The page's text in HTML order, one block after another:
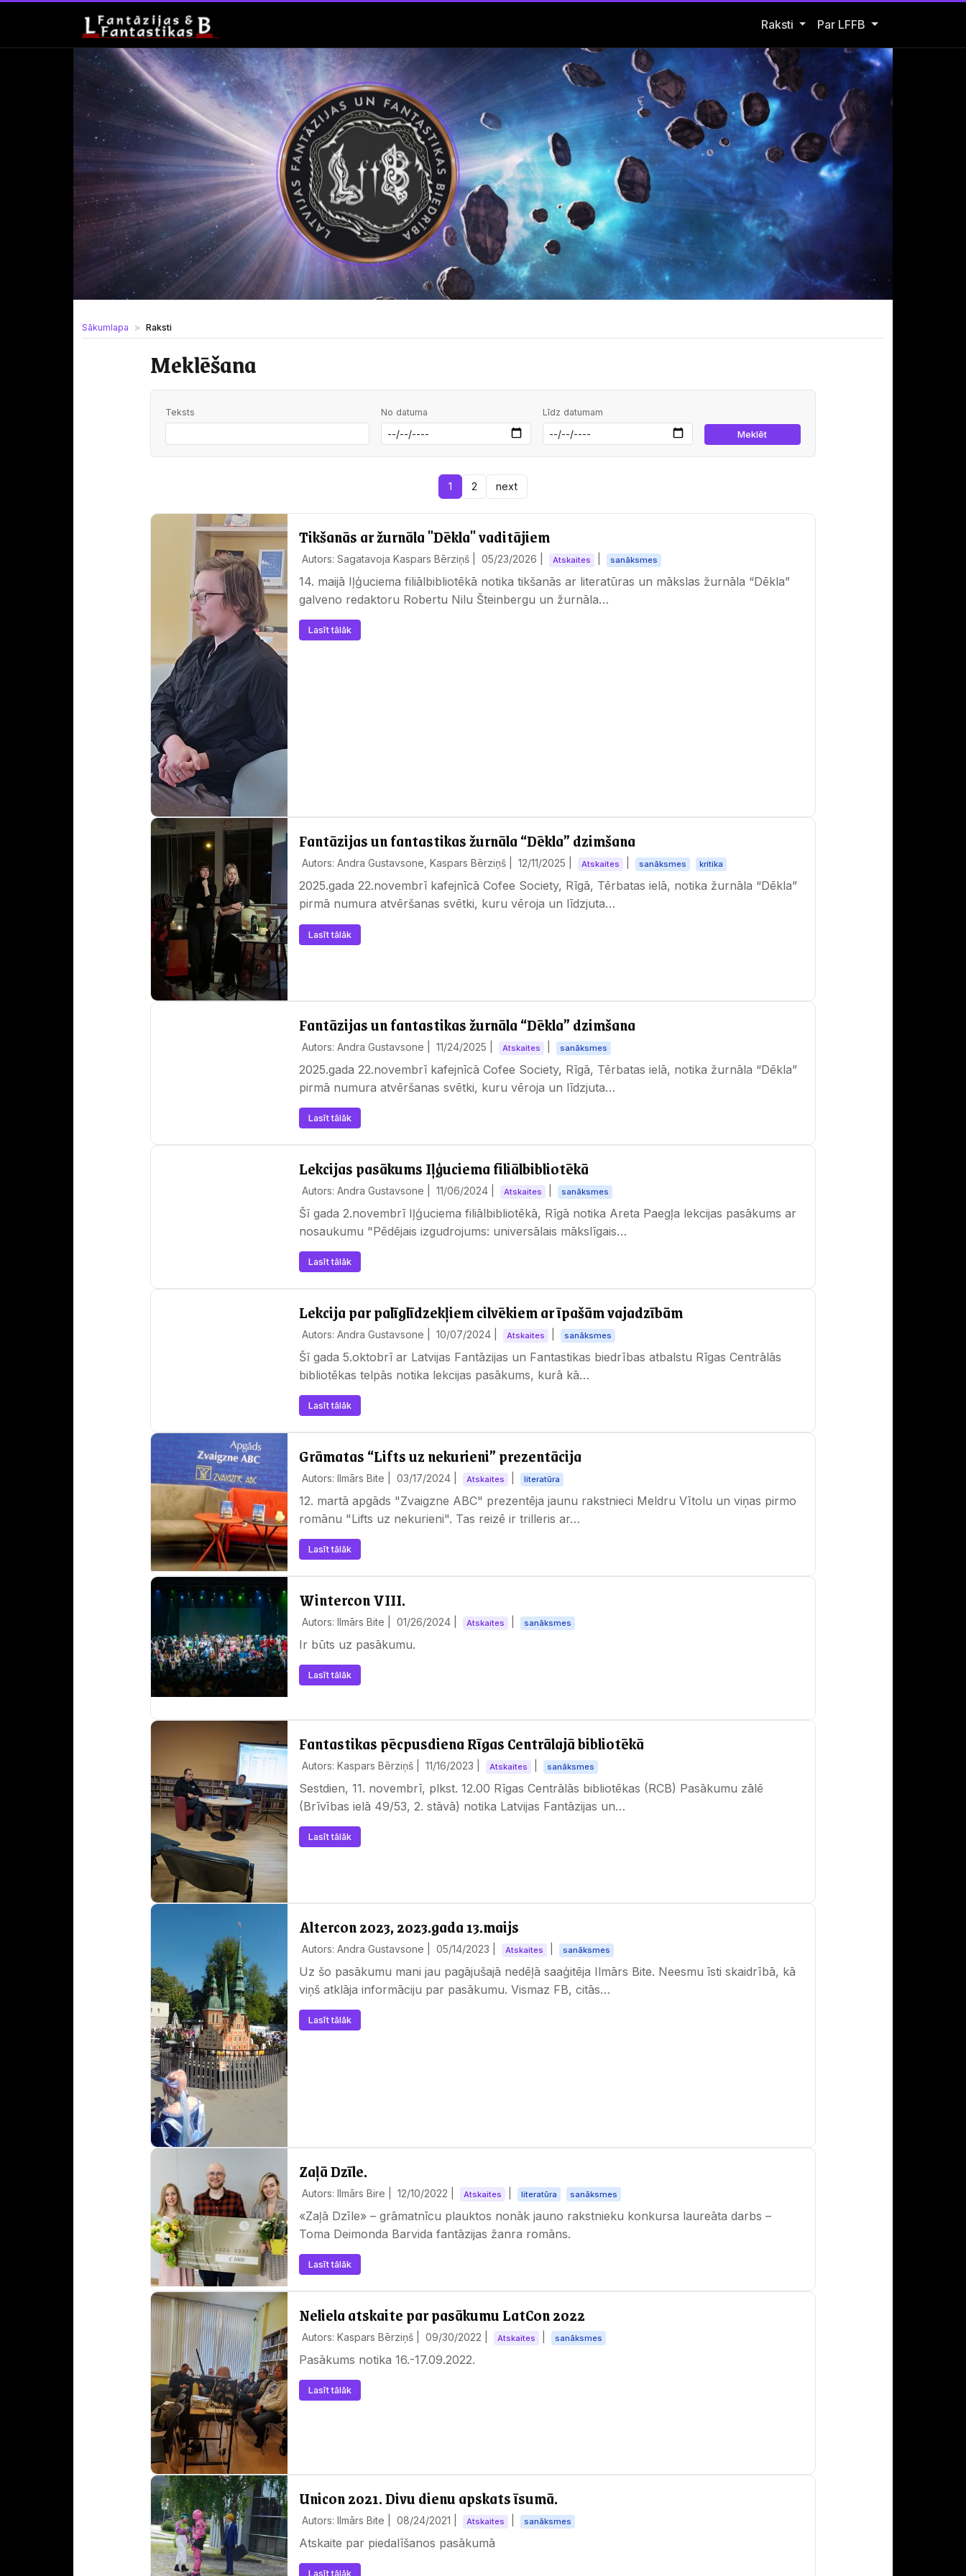
Raksti Open Raksti submenu
Par LFFB
Sākumlapa Raksti
Meklēšana
Teksts No datuma Līdz datumam
1 2 next
Tikšanās ar žurnāla "Dēkla" vaditājiem
Autors: Sagatavoja Kaspars Bērziņš | 05/23/2026 Atskaites sanāksmes
14. maijā Iļģuciema filiālbibliotēkā notika tikšanās ar literatūras un mākslas žurnāla “Dēkla”
galveno redaktoru Robertu Nilu Šteinbergu un žurnāla…
Lasīt tālāk
Fantāzijas un fantastikas žurnāla “Dēkla” dzimšana
Autors: Andra Gustavsone, Kaspars Bērziņš | 12/11/2025 Atskaites sanāksmes kritika
2025.gada 22.novembrī kafejnīcā Cofee Society, Rīgā, Tērbatas ielā, notika žurnāla “Dēkla”
pirmā numura atvēršanas svētki, kuru vēroja un līdzjuta…
Lasīt tālāk
Fantāzijas un fantastikas žurnāla “Dēkla” dzimšana
Autors: Andra Gustavsone | 11/24/2025 Atskaites sanāksmes
2025.gada 22.novembrī kafejnīcā Cofee Society, Rīgā, Tērbatas ielā, notika žurnāla “Dēkla”
pirmā numura atvēršanas svētki, kuru vēroja un līdzjuta…
Lasīt tālāk
Lekcijas pasākums Iļģuciema filiālbibliotēkā
Autors: Andra Gustavsone | 11/06/2024 Atskaites sanāksmes
Šī gada 2.novembrī Iļģuciema filiālbibliotēkā, Rīgā notika Areta Paegļa lekcijas pasākums ar
nosaukumu "Pēdējais izgudrojums: universālais mākslīgais…
Lasīt tālāk
Lekcija par palīglīdzekļiem cilvēkiem ar īpašām vajadzībām
Autors: Andra Gustavsone | 10/07/2024 Atskaites sanāksmes
Šī gada 5.oktobrī ar Latvijas Fantāzijas un Fantastikas biedrības atbalstu Rīgas Centrālās
bibliotēkas telpās notika lekcijas pasākums, kurā kā…
Lasīt tālāk
Grāmatas “Lifts uz nekurieni” prezentācija
Autors: Ilmārs Bite | 03/17/2024 Atskaites literatūra
12. martā apgāds "Zvaigzne ABC" prezentēja jaunu rakstnieci Meldru Vītolu un viņas pirmo
romānu "Lifts uz nekurieni". Tas reizē ir trilleris ar…
Lasīt tālāk
Wintercon VIII.
Autors: Ilmārs Bite | 01/26/2024 Atskaites sanāksmes
Ir būts uz pasākumu.
Lasīt tālāk
Fantastikas pēcpusdiena Rīgas Centrālajā bibliotēkā
Autors: Kaspars Bērziņš | 11/16/2023 Atskaites sanāksmes
Sestdien, 11. novembrī, plkst. 12.00 Rīgas Centrālās bibliotēkas (RCB) Pasākumu zālē
(Brīvības ielā 49/53, 2. stāvā) notika Latvijas Fantāzijas un…
Lasīt tālāk
Altercon 2023, 2023.gada 13.maijs
Autors: Andra Gustavsone | 05/14/2023 Atskaites sanāksmes
Uz šo pasākumu mani jau pagājušajā nedēļā saaģitēja Ilmārs Bite. Neesmu īsti skaidrībā, kā
viņš atklāja informāciju par pasākumu. Vismaz FB, citās…
Lasīt tālāk
Zaļā Dzīle.
Autors: Ilmārs Bire | 12/10/2022 Atskaites literatūra sanāksmes
«Zaļā Dzīle» – grāmatnīcu plauktos nonāk jauno rakstnieku konkursa laureāta darbs –
Toma Deimonda Barvida fantāzijas žanra romāns.
Lasīt tālāk
Neliela atskaite par pasākumu LatCon 2022
Autors: Kaspars Bērziņš | 09/30/2022 Atskaites sanāksmes
Pasākums notika 16.-17.09.2022.
Lasīt tālāk
Unicon 2021. Divu dienu apskats īsumā.
Autors: Ilmārs Bite | 08/24/2021 Atskaites sanāksmes
Atskaite par piedalīšanos pasākumā
Lasīt tālāk